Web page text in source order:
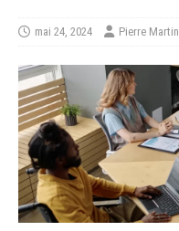
mai 24, 2024 Pierre Martin